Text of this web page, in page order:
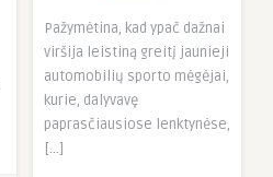
Pažymėtina, kad ypač dažnai
viršija leistiną greitį jaunieji
automobilių sporto mėgėjai,
kurie, dalyvavę
paprasčiausiose lenktynėse,
[…]